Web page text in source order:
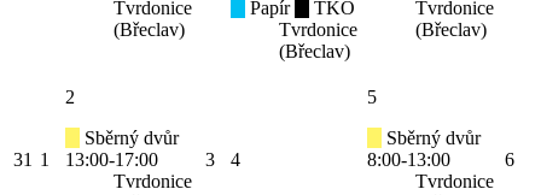
Tvrdonice
(Břeclav)
Papír
TKO
Tvrdonice
(Břeclav)
Tvrdonice
(Břeclav)
31 1
2
Sběrný dvůr
13:00-17:00
Tvrdonice
3 4
5
Sběrný dvůr
8:00-13:00
Tvrdonice
6